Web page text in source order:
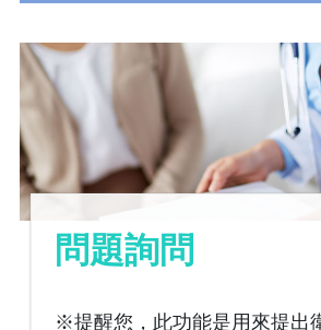
問題詢問
※提醒您，此功能是用來提出